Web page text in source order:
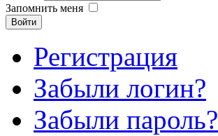
Запомнить меня
Войти
Регистрация
Забыли логин?
Забыли пароль?